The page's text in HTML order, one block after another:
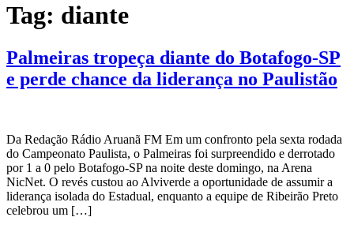
Tag: diante
Palmeiras tropeça diante do Botafogo-SP
e perde chance da liderança no Paulistão
Da Redação Rádio Aruanã FM Em um confronto pela sexta rodada
do Campeonato Paulista, o Palmeiras foi surpreendido e derrotado
por 1 a 0 pelo Botafogo-SP na noite deste domingo, na Arena
NicNet. O revés custou ao Alviverde a oportunidade de assumir a
liderança isolada do Estadual, enquanto a equipe de Ribeirão Preto
celebrou um […]